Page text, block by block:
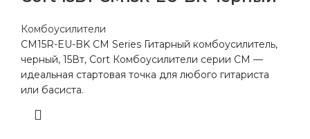
Комбоусилители
CM15R-EU-BK CM Series Гитарный комбоусилитель,
черный, 15Вт, Cort Комбоусилители серии CM —
идеальная стартовая точка для любого гитариста
или басиста.